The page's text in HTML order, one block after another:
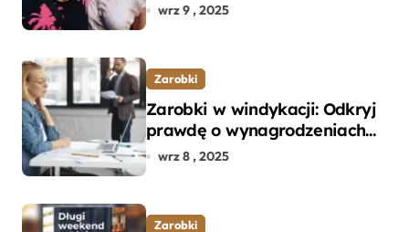
naprawdę zaskoczyło
wrz 9 , 2025
Zarobki
Zarobki w windykacji: Odkryj
prawdę o wynagrodzeniach
specjalistów w branży
wrz 8 , 2025
Zarobki